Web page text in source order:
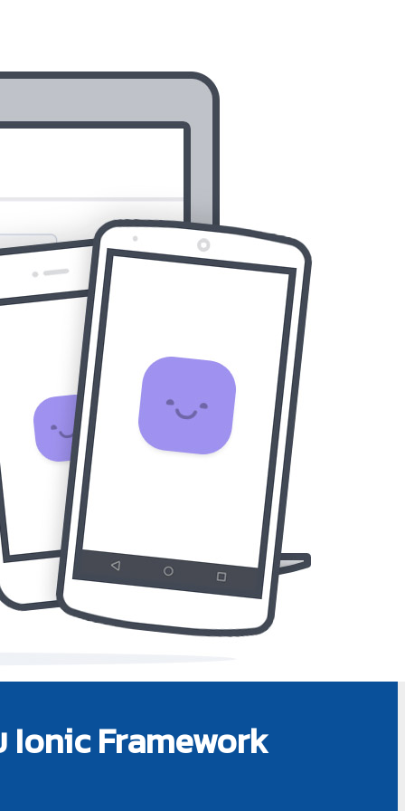
Framework